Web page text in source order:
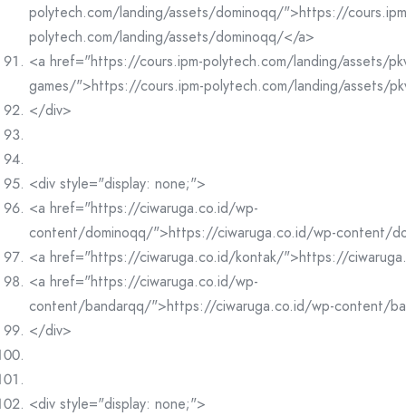
polytech.com/landing/assets/dominoqq/">https://
polytech.com/landing/assets/dominoqq/</a>
<a href="https://cours.ipm-polytech.com/landing/assets/
games/">https://cours.ipm-polytech.com/landing/assets/
</div>
<div style="display: none;">
<a href="https://ciwaruga.co.id/wp-
content/dominoqq/">https://ciwaruga.co.id/wp-content/
<a href="https://ciwaruga.co.id/kontak/">https://
<a href="https://ciwaruga.co.id/wp-
content/bandarqq/">https://ciwaruga.co.id/wp-content/
</div>
<div style="display: none;">